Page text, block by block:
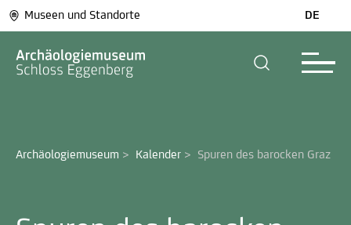
Museen und Standorte DE
Archäologiemuseum > Kalender > Spuren des barocken Graz